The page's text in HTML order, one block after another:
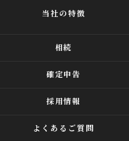
当社の特徴
相続
確定申告
採用情報
よくあるご質問